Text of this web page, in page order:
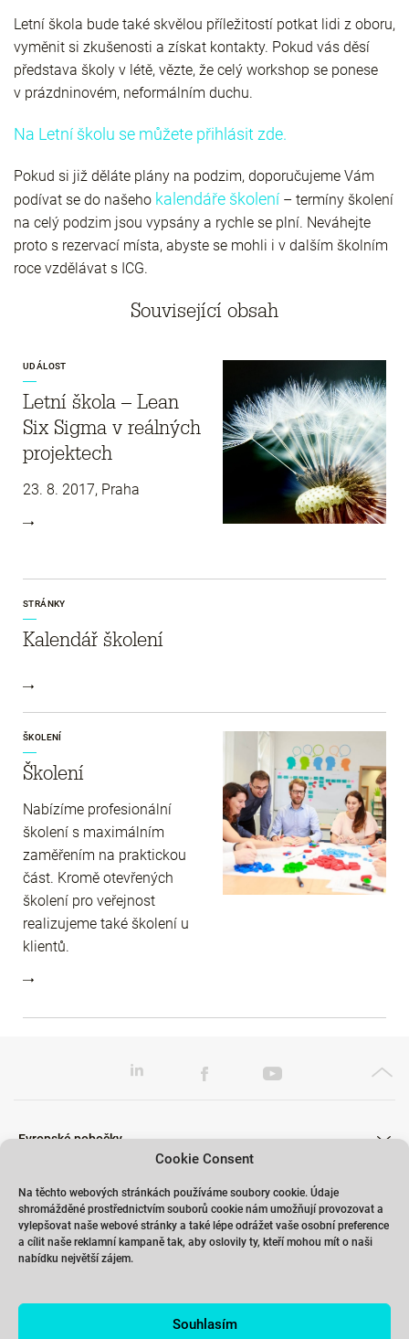
Cookie Consent
Na těchto webových stránkách používáme soubory cookie. Údaje
shromážděné prostřednictvím souborů cookie nám umožňují provozovat a
vylepšovat naše webové stránky a také lépe odrážet vaše osobní preference
a cílit naše reklamní kampaně tak, aby oslovily ty, kteří mohou mít o naši
nabídku největší zájem.
Souhlasím
Letní škola bude také skvělou příležitostí potkat lidi z oboru,
vyměnit si zkušenosti a získat kontakty. Pokud vás děsí
představa školy v létě, vězte, že celý workshop se ponese
v prázdninovém, neformálním duchu.
Na Letní školu se můžete přihlásit zde.
Pokud si již děláte plány na podzim, doporučujeme Vám
podívat se do našeho kalendáře školení – termíny školení
na celý podzim jsou vypsány a rychle se plní. Neváhejte
proto s rezervací místa, abyste se mohli i v dalším školním
roce vzdělávat s ICG.
Související obsah
UDÁLOST
Letní škola – Lean
Six Sigma v reálných
projektech
23. 8. 2017, Praha
STRÁNKY
Kalendář školení
ŠKOLENÍ
Školení
Nabízíme profesionální
školení s maximálním
zaměřením na praktickou
část. Kromě otevřených
školení pro veřejnost
realizujeme také školení u
klientů.
Evropské pobočky
Školení